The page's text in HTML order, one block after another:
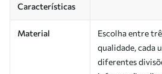
Características
Material
Escolha entre
qualidade, cada
diferentes